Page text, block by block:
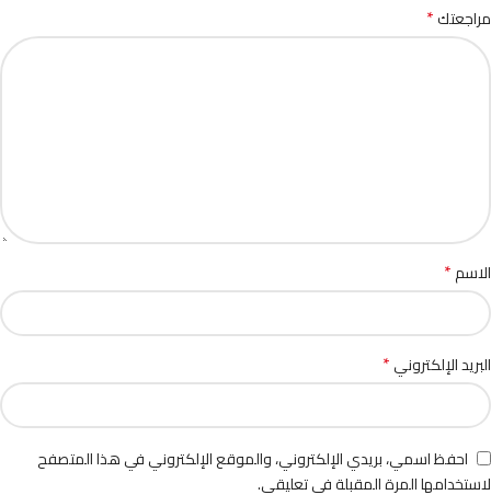
مراجعتك*
الاسم*
البريد الإلكتروني*
احفظ اسمي، بريدي الإلكتروني، والموقع الإلكتروني في هذا المتصفح
لاستخدامها المرة المقبلة في تعليقي.